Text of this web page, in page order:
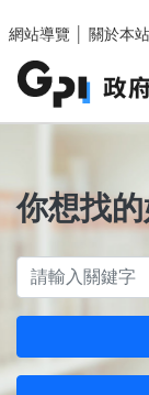
網站導覽
關於本站
你想找的